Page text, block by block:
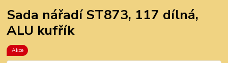
Sada nářadí ST873, 117 dílná,
ALU kufřík
Akce